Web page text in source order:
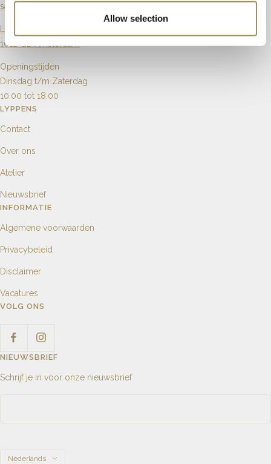
Allow selection
sales@lyppens.nl
1012 GB Amsterdam
Openingstijden
Dinsdag t/m Zaterdag
10.00 tot 18.00
LYPPENS
Contact
Over ons
Atelier
Nieuwsbrief
INFORMATIE
Algemene voorwaarden
Privacybeleid
Disclaimer
Vacatures
VOLG ONS
NIEUWSBRIEF
Schrijf je in voor onze nieuwsbrief
TaalNederlands